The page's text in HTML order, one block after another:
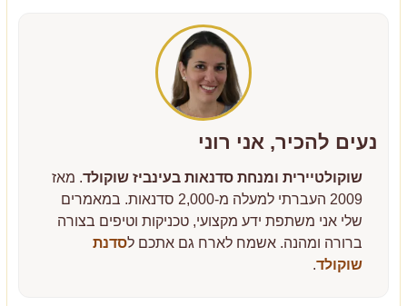
נעים להכיר, אני רוני
שוקולטיירית ומנחת סדנאות בעינביז שוקולד. מאז
2009 העברתי למעלה מ-2,000 סדנאות. במאמרים
שלי אני משתפת ידע מקצועי, טכניקות וטיפים בצורה
ברורה ומהנה. אשמח לארח גם אתכם לסדנת
שוקולד.